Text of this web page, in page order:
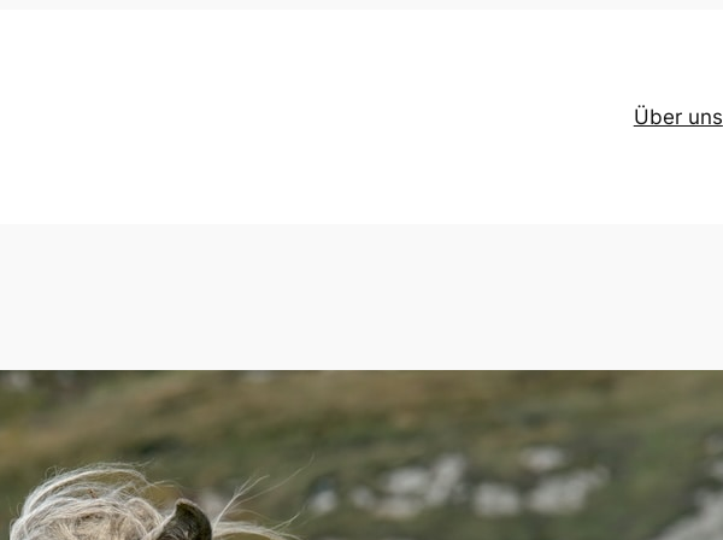
Über uns